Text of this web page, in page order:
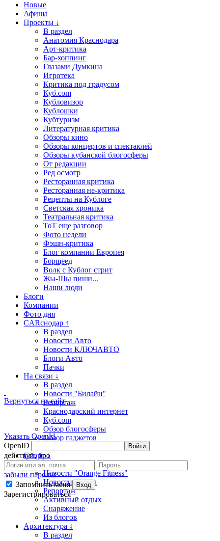
Вернуться на сайт
Указать OpenId
OpenID
Войти
действуй, бро
забыли пароль?
Запомнить меня
Вход
Зарегистрироваться
Новые
Афиша
Проекты ↓
В раздел
Анатомия Краснодара
Арт-критика
Бар-хоппинг
Глазами Думкина
Игротека
Критика под градусом
Куб.com
Кубловизор
Кублошки
Кубтуризм
Литературная критика
Обзоры кино
Обзоры концертов и спектаклей
Обзоры кубанской блогосферы
От редакции
Ред осмотр
Ресторанная критика
Ресторанная не-критика
Рецепты на Кублоге
Светская хроника
Театральная критика
ТоТ еще разговор
Фото недели
Фэшн-критика
Блог компании Европея
Борщеед
Волк с Кублог стрит
Жы-Шы пиши...
Наши люди
Блоги
Компании
Фото дня
CARснодар ↑
В раздел
Новости Авто
Новости КЛЮЧАВТО
Блоги Авто
Пачки
На связи ↓
В раздел
Новости "Билайн"
Репортаж
Краснодарский интернет
Куб.com
Обзор блогосферы
Обзор гаджетов
Спорт ↓
В раздел
Новости "Orange Fitness"
Новости спорта
Репортаж
Активный отдых
Снаряжение
Из блогов
Архитектура ↓
В раздел